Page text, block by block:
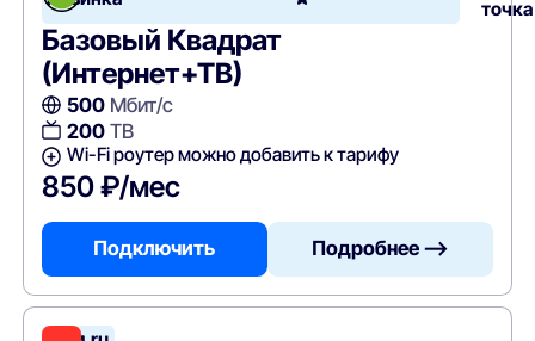
точка
Базовый Квадрат
(Интернет+ТВ)
500Мбит/с
200ТВ
Wi-Fi роутер можно добавить к тарифу
850 ₽/мес
Подключить Подробнее —>